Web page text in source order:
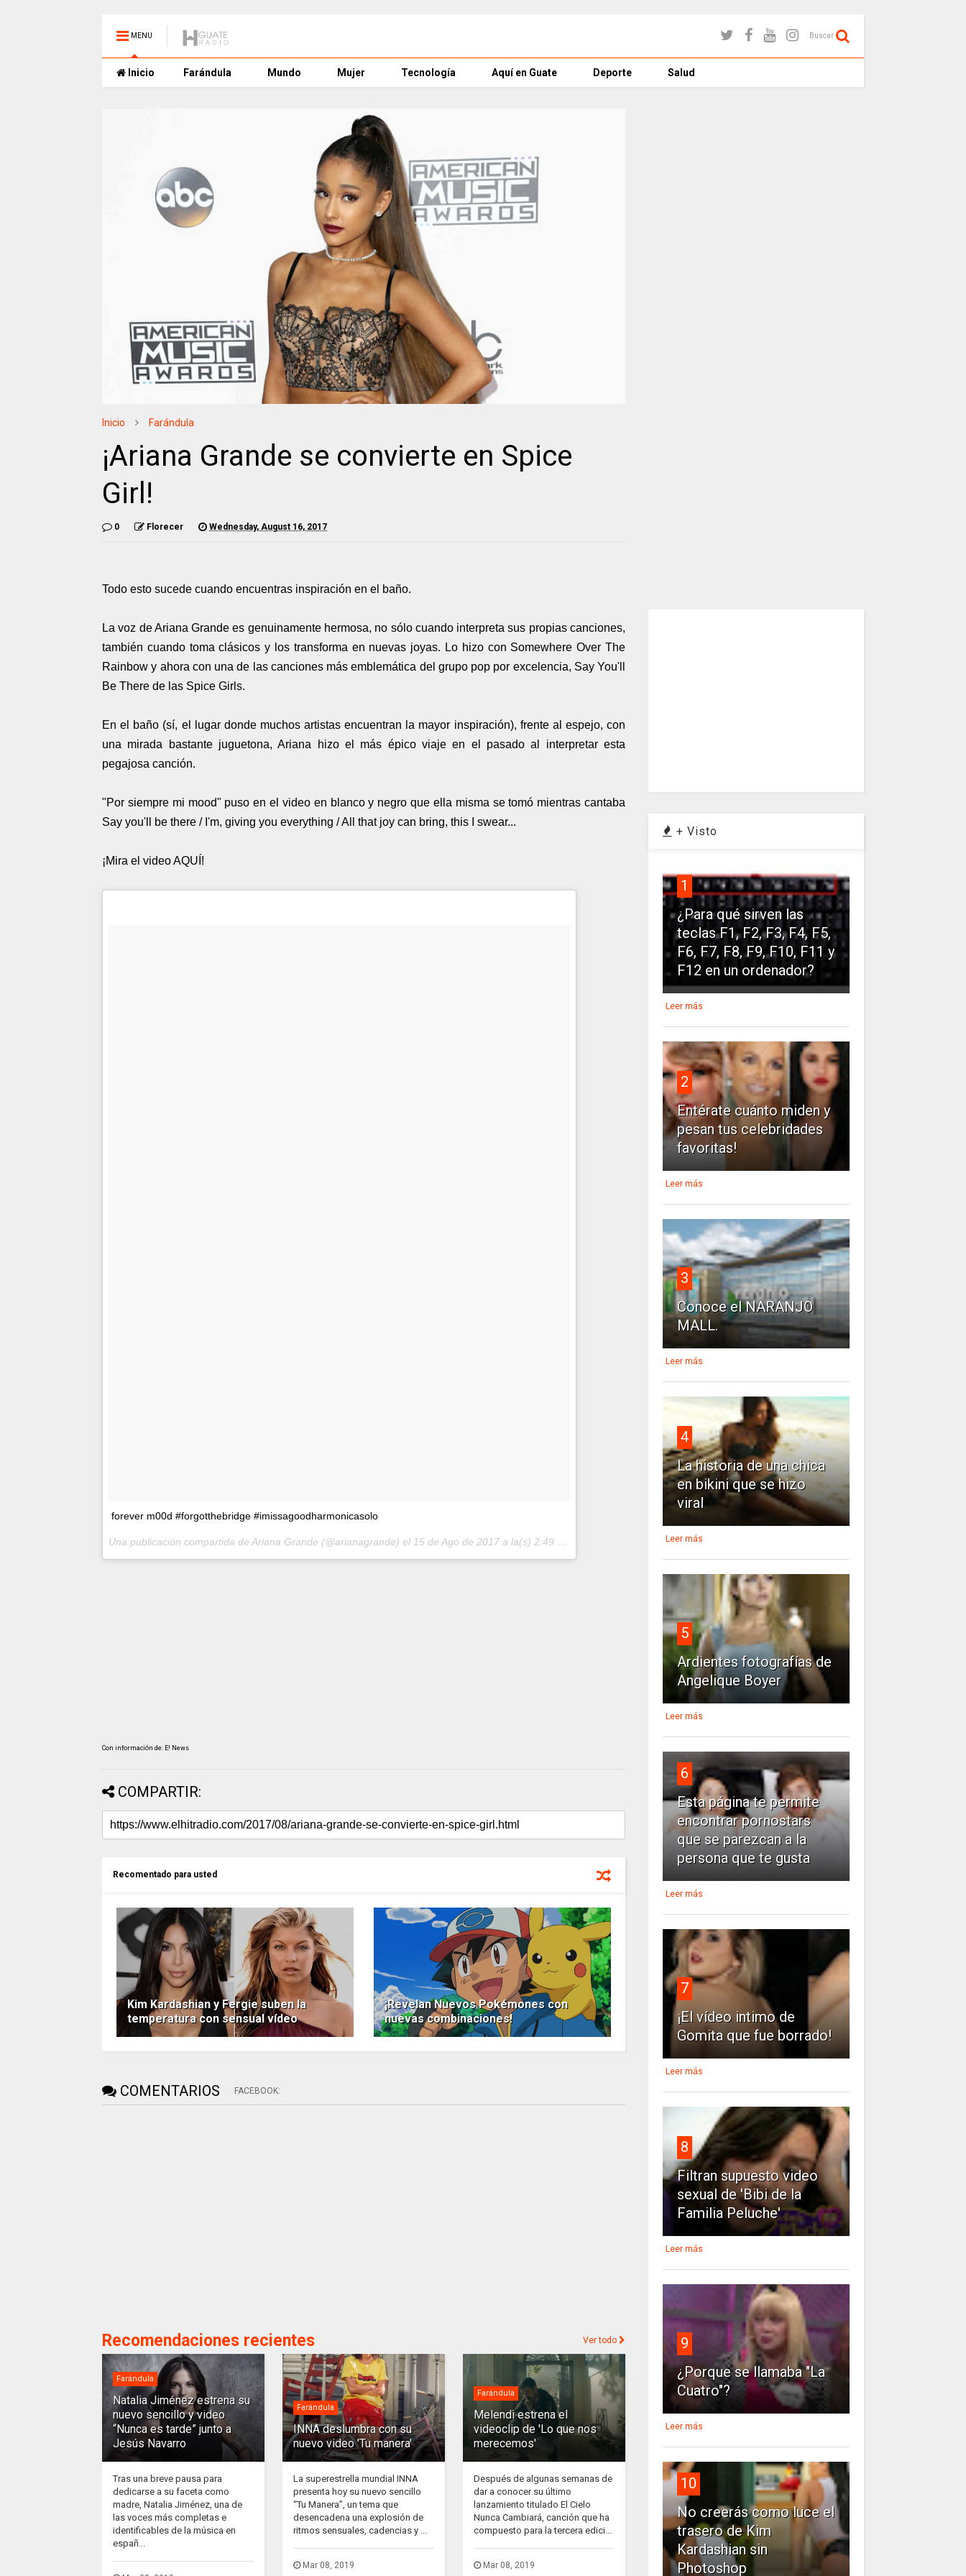
MENU Buscar
Inicio Farándula Mundo Mujer Tecnología Aquí en Guate Deporte Salud
Inicio Farándula
¡Ariana Grande se convierte en Spice
Girl!
0 Florecer Wednesday, August 16, 2017
Todo esto sucede cuando encuentras inspiración en el baño.
La voz de Ariana Grande es genuinamente hermosa, no sólo cuando interpreta sus propias canciones,
también cuando toma clásicos y los transforma en nuevas joyas. Lo hizo con Somewhere Over The
Rainbow y ahora con una de las canciones más emblemática del grupo pop por excelencia, Say You'll
Be There de las Spice Girls.
En el baño (sí, el lugar donde muchos artistas encuentran la mayor inspiración), frente al espejo, con
una mirada bastante juguetona, Ariana hizo el más épico viaje en el pasado al interpretar esta
pegajosa canción.
"Por siempre mi mood" puso en el video en blanco y negro que ella misma se tomó mientras cantaba
Say you'll be there / I'm, giving you everything / All that joy can bring, this I swear...
¡Mira el video AQUÍ!
forever m00d #forgotthebridge #imissagoodharmonicasolo
Una publicación compartida de Ariana Grande (@arianagrande) el 15 de Ago de 2017 a la(s) 2:49 PDT
Con información de: E! News
COMPARTIR:
Recomentado para usted
Kim Kardashian y Fergie suben la
temperatura con sensual vídeo
¡Revelan Nuevos Pokémones con
nuevas combinaciones!
COMENTARIOS FACEBOOK:
Recomendaciones recientes Ver todo
Farándula
Natalia Jiménez estrena su
nuevo sencillo y video
“Nunca es tarde” junto a
Jesús Navarro
Tras una breve pausa para
dedicarse a su faceta como
madre, Natalia Jiménez, una de
las voces más completas e
identificables de la música en
españ...
Farándula
INNA deslumbra con su
nuevo video 'Tu manera'
La superestrella mundial INNA
presenta hoy su nuevo sencillo
“Tu Manera”, un tema que
desencadena una explosión de
ritmos sensuales, cadencias y ...
Mar 08, 2019
Farándula
Melendi estrena el
videoclip de 'Lo que nos
merecemos'
Después de algunas semanas de
dar a conocer su último
lanzamiento titulado El Cielo
Nunca Cambiará, canción que ha
compuesto para la tercera edici...
Mar 08, 2019
+ Visto
1
¿Para qué sirven las
teclas F1, F2, F3, F4, F5,
F6, F7, F8, F9, F10, F11 y
F12 en un ordenador?
Leer más
2
Entérate cuánto miden y
pesan tus celebridades
favoritas!
Leer más
3
Conoce el NARANJO
MALL.
Leer más
4
La historia de una chica
en bikini que se hizo
viral
Leer más
5
Ardientes fotografías de
Angelique Boyer
Leer más
6
Esta página te permite
encontrar pornostars
que se parezcan a la
persona que te gusta
Leer más
7
¡El vídeo intimo de
Gomita que fue borrado!
Leer más
8
Filtran supuesto video
sexual de 'Bibi de la
Familia Peluche'
Leer más
9
¿Porque se llamaba "La
Cuatro"?
Leer más
10
No creerás como luce el
trasero de Kim
Kardashian sin
Photoshop